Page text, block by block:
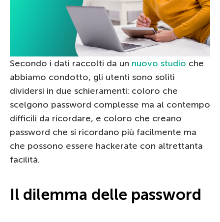
Secondo i dati raccolti da un nuovo studio che
abbiamo condotto, gli utenti sono soliti
dividersi in due schieramenti: coloro che
scelgono password complesse ma al contempo
difficili da ricordare, e coloro che creano
password che si ricordano più facilmente ma
che possono essere hackerate con altrettanta
facilità.
Il dilemma delle password